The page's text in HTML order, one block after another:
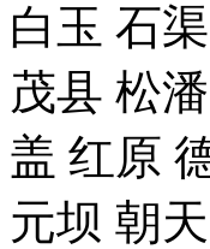
白玉 石
茂县 松
盖 红原
元坝 朝